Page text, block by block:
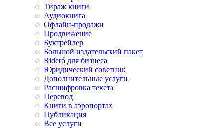
Тираж книги
Аудиокнига
Офлайн-продажи
Продвижение
Буктрейлер
Большой издательский пакет
Rideró для бизнеса
Юридический советник
Дополнительные услуги
Расшифровка текста
Перевод
Книги в аэропортах
Публикация
Все услуги